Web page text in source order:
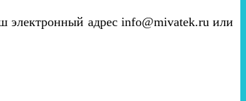
электронный адрес info@mivatek.ru или